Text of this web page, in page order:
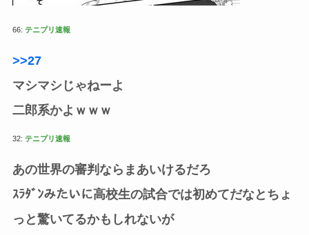
66: テニプリ速報
>>27
マシマシじゃねーよ
二郎系かよｗｗｗ
32: テニプリ速報
あの世界の審判ならまあいけるだろ
ｽﾗﾀﾞﾝみたいに高校生の試合では初めてだなとちょ
っと驚いてるかもしれないが